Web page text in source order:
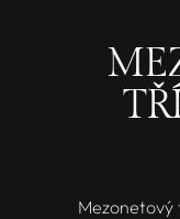
Mezonetový